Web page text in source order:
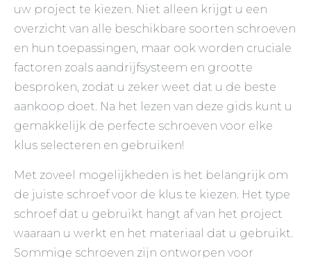
uw project te kiezen. Niet alleen krijgt u een
overzicht van alle beschikbare soorten schroeven
en hun toepassingen, maar ook worden cruciale
factoren zoals aandrijfsysteem en grootte
besproken, zodat u zeker weet dat u de beste
aankoop doet. Na het lezen van deze gids kunt u
gemakkelijk de perfecte schroeven voor elke
klus selecteren en gebruiken!
Met zoveel mogelijkheden is het belangrijk om
de juiste schroef voor de klus te kiezen. Het type
schroef dat u gebruikt hangt af van het project
waaraan u werkt en het materiaal dat u gebruikt.
Sommige schroeven zijn ontworpen voor